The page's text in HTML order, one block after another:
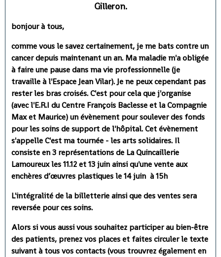
Gilleron.
bonjour à tous,
comme vous le savez certainement, je me bats contre un
cancer depuis maintenant un an. Ma maladie m'a obligée
à faire une pause dans ma vie professionnelle (je
travaille à l'Espace Jean Vilar). Je ne peux cependant pas
rester les bras croisés. C'est pour cela que j'organise
(avec l'E.R.I du Centre François Baclesse et la Compagnie
Max et Maurice) un évènement pour soulever des fonds
pour les soins de support de l'hôpital. Cet évènement
s'appelle C'est ma tournée - les arts solidaires. Il
consiste en 3 représentations de La Quincaillerie
Lamoureux les 11.12 et 13 juin ainsi qu'une vente aux
enchères d’œuvres plastiques le 14 juin à 15h
L'intégralité de la billetterie ainsi que des ventes sera
reversée pour ces soins.
Alors si vous aussi vous souhaitez participer au bien-être
des patients, prenez vos places et faites circuler le texte
suivant à tous vos contacts (vous trouvrez également en